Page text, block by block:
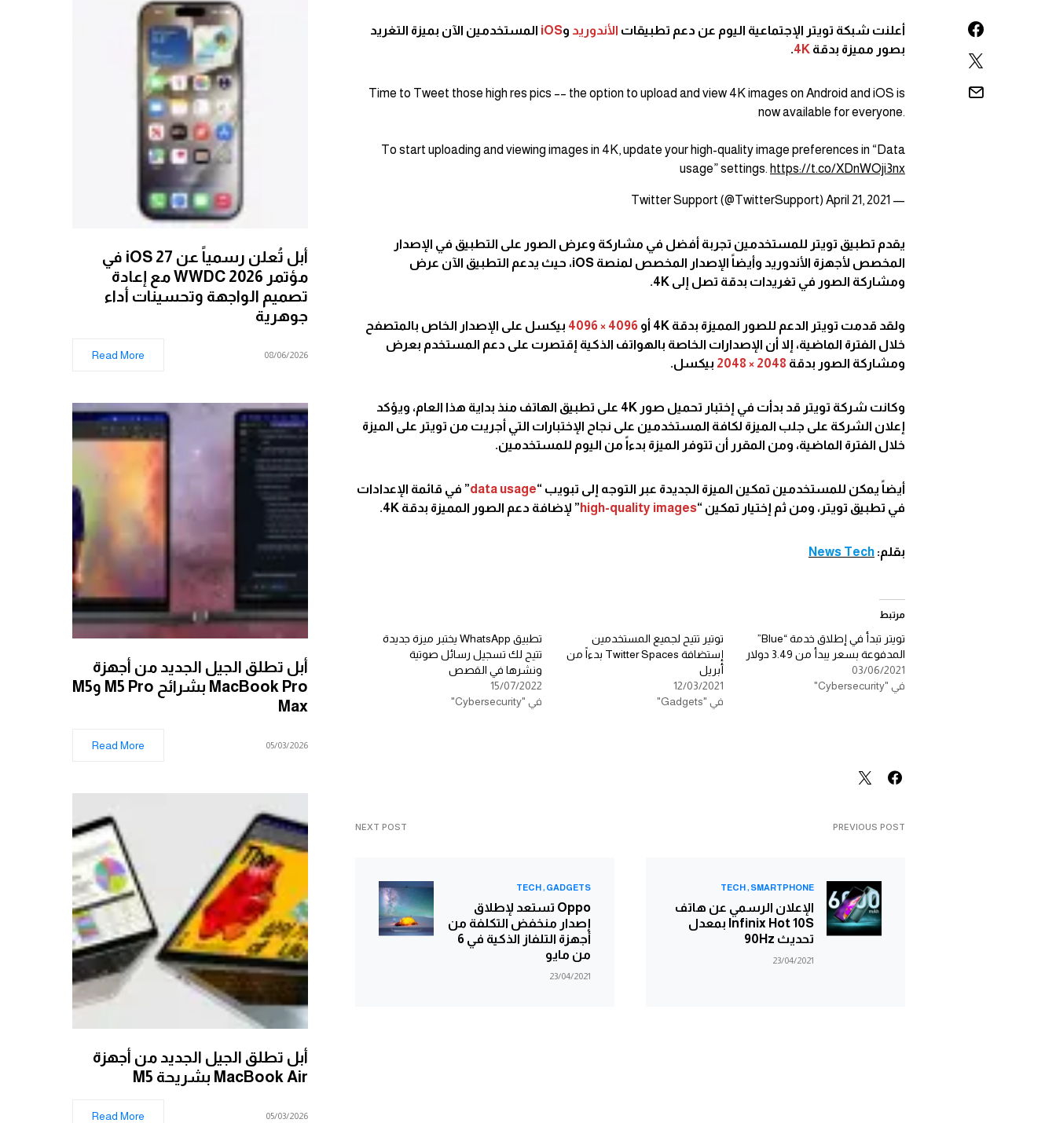
أعلنت شبكة تويتر الإجتماعية اليوم عن دعم تطبيقات الأندوريد وiOS المستخدمين الآن بميزة التغريد
بصور مميزة بدقة 4K
.
Time to Tweet those high res pics –– the option to upload and view 4K images on Android and iOS is
now available for everyone.
To start uploading and viewing images in 4K, update your high-quality image preferences in “Data
usage” settings. https://t.co/XDnWOji3nx
— Twitter Support (@TwitterSupport)
April 21, 2021
يقدم تطبيق تويتر للمستخدمين تجربة أفضل في مشاركة وعرض الصور على التطبيق في الإصدار
المخصص لأجهزة الأندوريد وأيضاً الإصدار المخصص لمنصة iOS، حيث يدعم التطبيق الآن عرض
ومشاركة الصور في تغريدات بدقة تصل إلى 4K.
ولقد قدمت تويتر الدعم للصور المميزة بدقة 4K أو 4096 × 4096
بيكسل على الإصدار الخاص بالمتصفح
خلال الفترة الماضية، إلا أن الإصدارات الخاصة بالهواتف الذكية إقتصرت على دعم المستخدم بعرض
ومشاركة الصور بدقة 2048 × 2048 بيكسل.
وكانت شركة تويتر قد بدأت في إختبار تحميل صور 4K على تطبيق الهاتف منذ بداية هذا العام، ويؤكد
إعلان الشركة على جلب الميزة لكافة المستخدمين على نجاح الإختبارات التي أجريت من تويتر على الميزة
خلال الفترة الماضية، ومن المقرر أن تتوفر الميزة بدءاً من اليوم للمستخدمين.
أيضاً يمكن للمستخدمين تمكين الميزة الجديدة عبر التوجه إلى تبويب “data usage” في قائمة الإعدادات
في تطبيق تويتر، ومن ثم إختيار تمكين “high-quality images ” لإضافة دعم الصور المميزة بدقة 4K.
بقلم: News Tech
مرتبط
تويتر تبدأ في إطلاق خدمة “Blue”
المدفوعة بسعر يبدأ من 3.49 دولار
03/06/2021
في "Cybersecurity"
توتير تتيح لجميع المستخدمين
إستضافة Twitter Spaces بدءاً من
أبريل
12/03/2021
في "Gadgets"
تطبيق WhatsApp يختبر ميزة جديدة
تتيح لك تسجيل رسائل صوتية
ونشرها في القصص
15/07/2022
في "Cybersecurity"
PREVIOUS POST
SMARTPHONE
TECH
الإعلان الرسمي عن هاتف
Infinix Hot 10S بمعدل
تحديث 90Hz
23/04/2021
NEXT POST
GADGETS
TECH
Oppo تستعد لإطلاق
إصدار منخفض التكلفة من
أجهزة التلفاز الذكية في 6
من مايو
23/04/2021
أبل تُعلن رسمياً عن iOS 27 في
مؤتمر WWDC 2026 مع إعادة
تصميم الواجهة وتحسينات أداء
جوهرية
08/06/2026
Read More
أبل تطلق الجيل الجديد من أجهزة
MacBook Pro بشرائح M5 Pro وM5
Max
05/03/2026
Read More
أبل تطلق الجيل الجديد من أجهزة
MacBook Air بشريحة M5
05/03/2026
Read More